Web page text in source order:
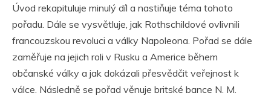
Úvod rekapituluje minulý díl a nastiňuje téma tohoto
pořadu. Dále se vysvětluje, jak Rothschildové ovlivnili
francouzskou revoluci a války Napoleona. Pořad se dále
zaměřuje na jejich roli v Rusku a Americe během
občanské války a jak dokázali přesvědčit veřejnost k
válce. Následně se pořad věnuje britské bance N. M.